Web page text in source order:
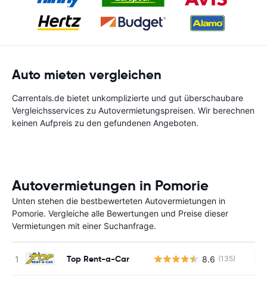
Auto mieten vergleichen
Carrentals.de bietet unkomplizierte und gut überschaubare
Vergleichsservices zu Autovermietungspreisen. Wir berechnen
keinen Aufpreis zu den gefundenen Angeboten.
Autovermietungen in Pomorie
Unten stehen die bestbewerteten Autovermietungen in
Pomorie. Vergleiche alle Bewertungen und Preise dieser
Vermietungen mit einer Suchanfrage.
Top Rent-a-Car 8.6 (135)